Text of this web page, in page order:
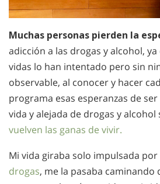
Muchas personas pierden la
adicción a las drogas y alcohol,
vidas lo han intentado pero sin
observable, al conocer y hacer
programa esas esperanzas de
vida y alejada de drogas y alcohol
vuelven las ganas de vivir.
Mi vida giraba solo impulsada por
drogas, me la pasaba caminando